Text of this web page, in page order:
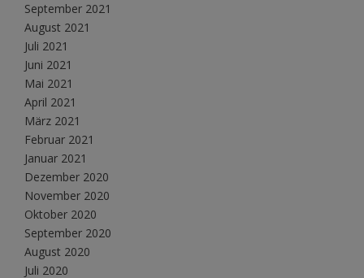
September 2021
August 2021
Juli 2021
Juni 2021
Mai 2021
April 2021
März 2021
Februar 2021
Januar 2021
Dezember 2020
November 2020
Oktober 2020
September 2020
August 2020
Juli 2020